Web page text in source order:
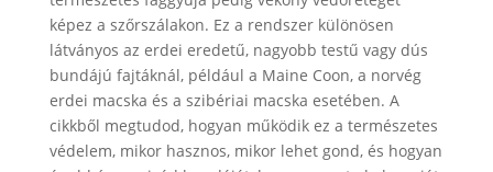
képez a szőrszálakon. Ez a rendszer különösen
látványos az erdei eredetű, nagyobb testű vagy dús
bundájú fajtáknál, például a Maine Coon, a norvég
erdei macska és a szibériai macska esetében. A
cikkből megtudod, hogyan működik ez a természetes
védelem, mikor hasznos, mikor lehet gond, és hogyan